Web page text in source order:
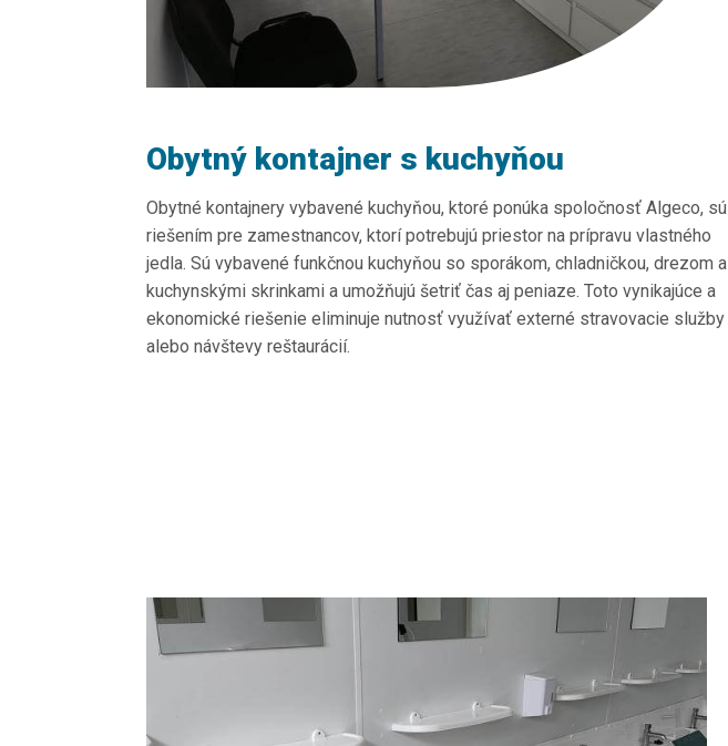
Obytný kontajner s kuchyňou
Obytné kontajnery vybavené kuchyňou, ktoré ponúka spoločnosť Algeco, sú
riešením pre zamestnancov, ktorí potrebujú priestor na prípravu vlastného
jedla. Sú vybavené funkčnou kuchyňou so sporákom, chladničkou, drezom a
kuchynskými skrinkami a umožňujú šetriť čas aj peniaze. Toto vynikajúce a
ekonomické riešenie eliminuje nutnosť využívať externé stravovacie služby
alebo návštevy reštaurácií.